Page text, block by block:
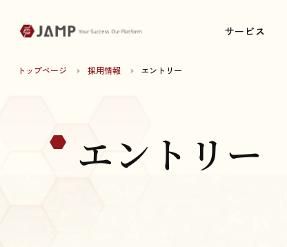
サービス
サービス
トップページ 採用情報 エントリー
エントリー